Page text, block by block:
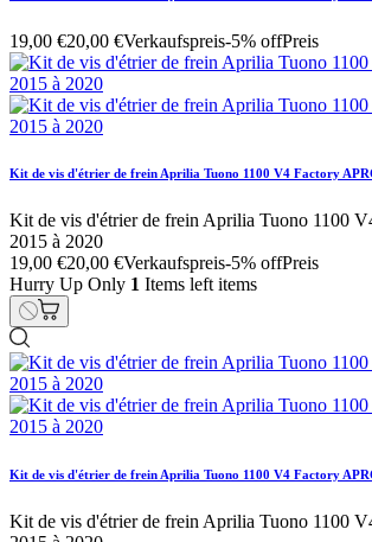
19,00 €20,00 €Verkaufspreis-5% offPreis
Kit de vis d'étrier de frein Aprilia Tuono 1100 V4 Factory
Kit de vis d'étrier de frein Aprilia Tuono 1100
2015 à 2020
19,00 €20,00 €Verkaufspreis-5% offPreis
Hurry Up Only 1 Items left items
Kit de vis d'étrier de frein Aprilia Tuono 1100 V4 Factory
Kit de vis d'étrier de frein Aprilia Tuono 1100